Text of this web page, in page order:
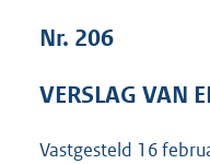
Nr. 206
VERSLAG VAN
Vastgesteld 16